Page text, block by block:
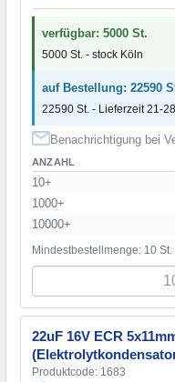
verfügbar: 5000 St.
5000 St. - stock Köln
auf Bestellung: 22590
22590 St. - Lieferzeit 21-
Benachrichtigung bei
ANZAHL
10+
1000+
10000+
Mindestbestellmenge: 10 St.
22uF 16V ECR
Produktcode: 1683